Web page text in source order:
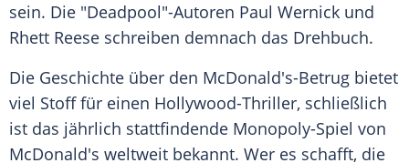
sein. Die "Deadpool"-Autoren Paul Wernick und
Rhett Reese schreiben demnach das Drehbuch.
Die Geschichte über den McDonald's-Betrug bietet
viel Stoff für einen Hollywood-Thriller, schließlich
ist das jährlich stattfindende Monopoly-Spiel von
McDonald's weltweit bekannt. Wer es schafft, die